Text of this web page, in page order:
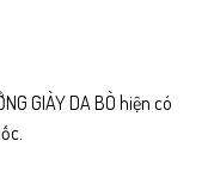
GIÀY DA BÒ hiện có